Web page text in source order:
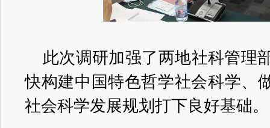
此次调研加强了两地社科管理
快构建中国特色哲学社会科学、
社会科学发展规划打下良好基础。